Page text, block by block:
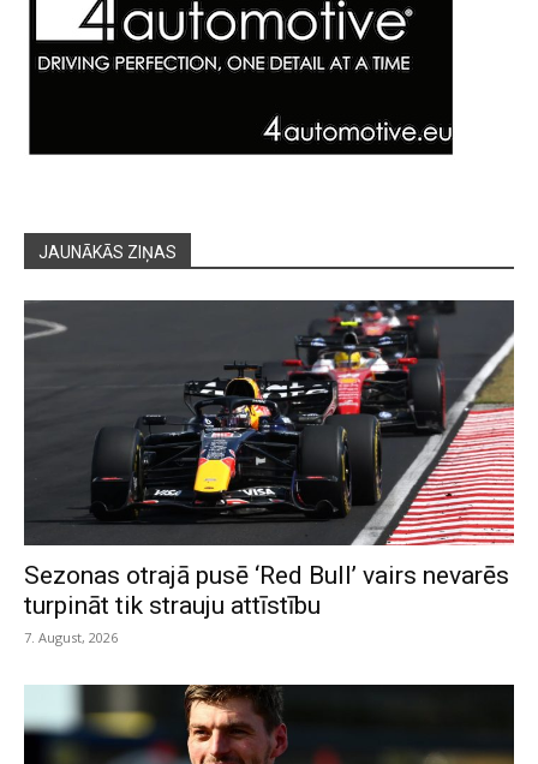
JAUNĀKĀS ZIŅAS
Sezonas otrajā pusē ‘Red Bull’ vairs nevarēs
turpināt tik strauju attīstību
7. August, 2026